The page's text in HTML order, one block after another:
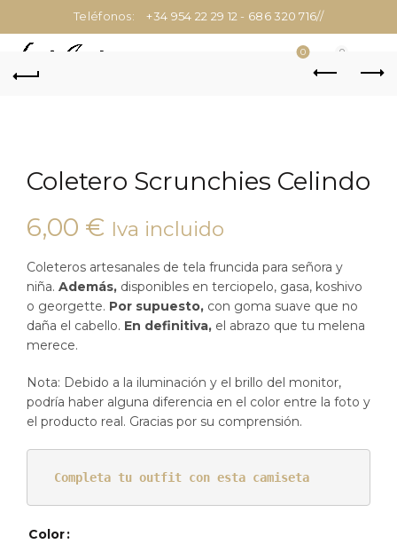
Teléfonos: +34 954 22 29 12 - 686 320 716//
0 0
Coletero Scrunchies Celindo
6,00 € Iva incluido
Coleteros artesanales de tela fruncida para señora y
niña. Además, disponibles en terciopelo, gasa, koshivo
o georgette. Por supuesto, con goma suave que no
daña el cabello. En definitiva, el abrazo que tu melena
merece.
Nota: Debido a la iluminación y el brillo del monitor,
podría haber alguna diferencia en el color entre la foto y
el producto real. Gracias por su comprensión.
Completa tu outfit con esta camiseta
Color